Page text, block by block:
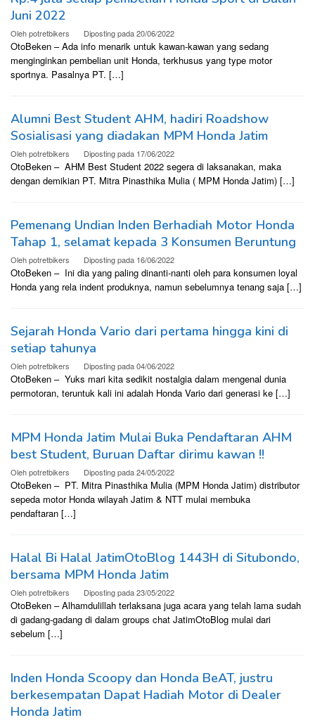
Juni 2022
Olehpotretbikers Diposting pada20/06/2022
OtoBeken – Ada info menarik untuk kawan-kawan yang sedang
menginginkan pembelian unit Honda, terkhusus yang type motor
sportnya. Pasalnya PT. […]
Alumni Best Student AHM, hadiri Roadshow
Sosialisasi yang diadakan MPM Honda Jatim
Olehpotretbikers Diposting pada 17/06/2022
OtoBeken – AHM Best Student 2022 segera di laksanakan, maka
dengan demikian PT. Mitra Pinasthika Mulia ( MPM Honda Jatim) […]
Pemenang Undian Inden Berhadiah Motor Honda
Tahap 1, selamat kepada 3 Konsumen Beruntung
Olehpotretbikers Diposting pada 16/06/2022
OtoBeken – Ini dia yang paling dinanti-nanti oleh para konsumen loyal
Honda yang rela indent produknya, namun sebelumnya tenang saja […]
Sejarah Honda Vario dari pertama hingga kini di
setiap tahunya
Olehpotretbikers Diposting pada04/06/2022
OtoBeken – Yuks mari kita sedikit nostalgia dalam mengenal dunia
permotoran, teruntuk kali ini adalah Honda Vario dari generasi ke […]
MPM Honda Jatim Mulai Buka Pendaftaran AHM
best Student, Buruan Daftar dirimu kawan !!
Olehpotretbikers Diposting pada24/05/2022
OtoBeken – PT. Mitra Pinasthika Mulia (MPM Honda Jatim) distributor
sepeda motor Honda wilayah Jatim & NTT mulai membuka
pendaftaran […]
Halal Bi Halal JatimOtoBlog 1443H di Situbondo,
bersama MPM Honda Jatim
Olehpotretbikers Diposting pada23/05/2022
OtoBeken – Alhamdulillah terlaksana juga acara yang telah lama sudah
di gadang-gadang di dalam groups chat JatimOtoBlog mulai dari
sebelum […]
Inden Honda Scoopy dan Honda BeAT, justru
berkesempatan Dapat Hadiah Motor di Dealer
Honda Jatim